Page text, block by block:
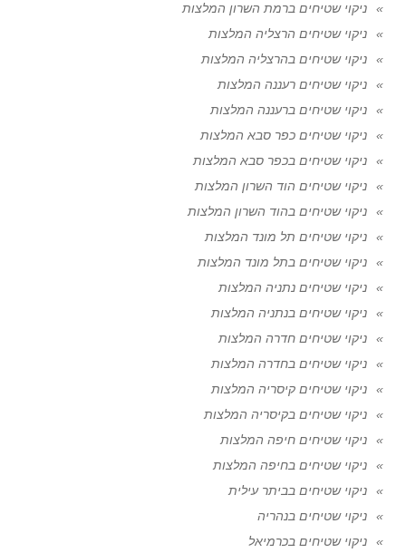
ניקוי שטיחים ברמת השרון המלצות
ניקוי שטיחים הרצליה המלצות
ניקוי שטיחים בהרצליה המלצות
ניקוי שטיחים רעננה המלצות
ניקוי שטיחים ברעננה המלצות
ניקוי שטיחים כפר סבא המלצות
ניקוי שטיחים בכפר סבא המלצות
ניקוי שטיחים הוד השרון המלצות
ניקוי שטיחים בהוד השרון המלצות
ניקוי שטיחים תל מונד המלצות
ניקוי שטיחים בתל מונד המלצות
ניקוי שטיחים נתניה המלצות
ניקוי שטיחים בנתניה המלצות
ניקוי שטיחים חדרה המלצות
ניקוי שטיחים בחדרה המלצות
ניקוי שטיחים קיסריה המלצות
ניקוי שטיחים בקיסריה המלצות
ניקוי שטיחים חיפה המלצות
ניקוי שטיחים בחיפה המלצות
ניקוי שטיחים בביתר עילית
ניקוי שטיחים בנהריה
ניקוי שטיחים בכרמיאל